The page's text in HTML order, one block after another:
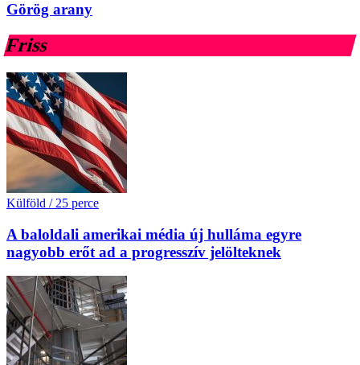
Görög arany
Friss
Külföld / 25 perce
A baloldali amerikai média új hulláma egyre
nagyobb erőt ad a progresszív jelölteknek